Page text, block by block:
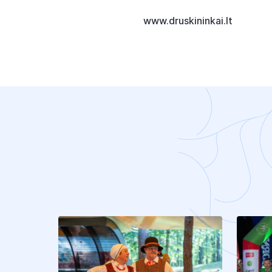
www.druskininkai.lt
KITISTRAIPSNI